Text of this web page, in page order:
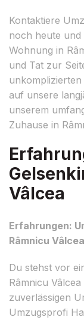
Kontaktiere
noch heute und
Wohnung in
und Tat zur
auf unsere
unserem
Zuhause in
Vâlcea
Erfahrungen:
Râmnicu Vâlcea
Du stehst vor
Râmnicu
zuverlässigen
Umzugsprofi